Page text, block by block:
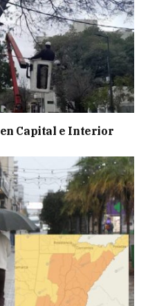
Capital e Interior